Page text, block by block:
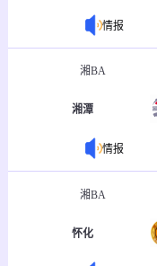
情报
湘BA
湘潭
情报
湘BA
怀化